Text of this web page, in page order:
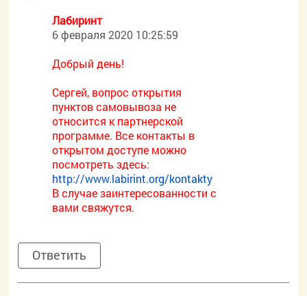
Лабиринт
6 февраля 2020 10:25:59
Добрый день!
Сергей, вопрос открытия
пунктов самовывоза не
относится к партнерской
программе. Все контакты в
открытом доступе можно
посмотреть здесь:
http://www.labirint.org/kontakty
В случае заинтересованности с
вами свяжутся.
Ответить